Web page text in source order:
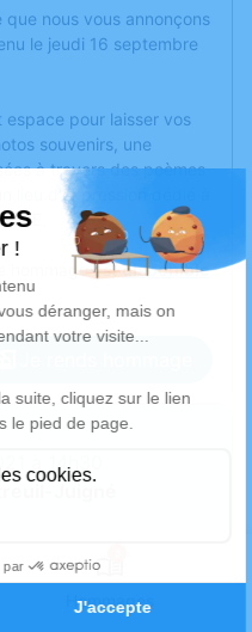
Hommages
que nous vous annonçons
le jeudi 16 septembre
pour laisser vos
souvenirs, une
à travers des poèmes
lieu d'expression dédié à
hommage estdisponible
à 14h30
Juigné
Je rends hommage